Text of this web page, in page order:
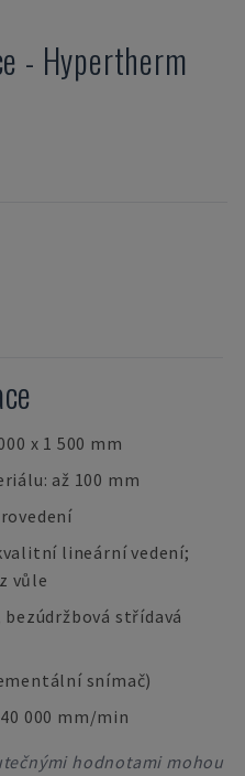
- Hypertherm
x 1 500 mm
až 100 mm
lineární vedení;
vůle
střídavá
snímač)
000 mm/min
hodnotami mohou